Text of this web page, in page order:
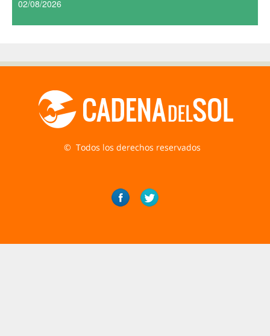
02/08/2026